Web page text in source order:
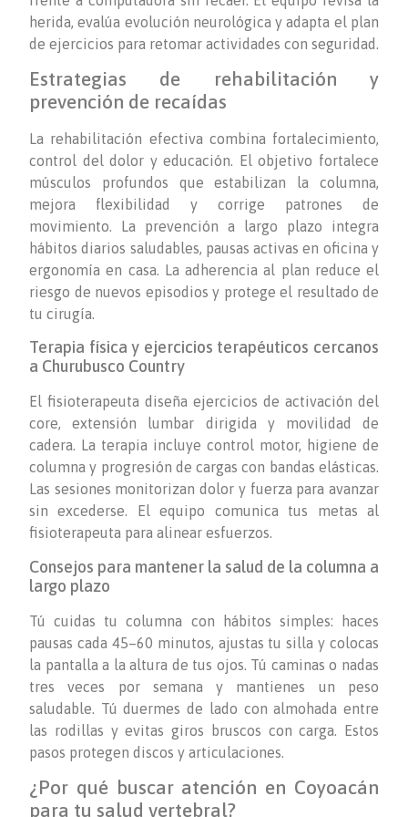
herida, evalúa evolución neurológica y adapta el plan
de ejercicios para retomar actividades con seguridad.
Estrategias de rehabilitación y
prevención de recaídas
La rehabilitación efectiva combina fortalecimiento,
control del dolor y educación. El objetivo fortalece
músculos profundos que estabilizan la columna,
mejora flexibilidad y corrige patrones de
movimiento. La prevención a largo plazo integra
hábitos diarios saludables, pausas activas en oficina y
ergonomía en casa. La adherencia al plan reduce el
riesgo de nuevos episodios y protege el resultado de
tu cirugía.
Terapia física y ejercicios terapéuticos cercanos
a Churubusco Country
El fisioterapeuta diseña ejercicios de activación del
core, extensión lumbar dirigida y movilidad de
cadera. La terapia incluye control motor, higiene de
columna y progresión de cargas con bandas elásticas.
Las sesiones monitorizan dolor y fuerza para avanzar
sin excederse. El equipo comunica tus metas al
fisioterapeuta para alinear esfuerzos.
Consejos para mantener la salud de la columna a
largo plazo
Tú cuidas tu columna con hábitos simples: haces
pausas cada 45–60 minutos, ajustas tu silla y colocas
la pantalla a la altura de tus ojos. Tú caminas o nadas
tres veces por semana y mantienes un peso
saludable. Tú duermes de lado con almohada entre
las rodillas y evitas giros bruscos con carga. Estos
pasos protegen discos y articulaciones.
¿Por qué buscar atención en Coyoacán
para tu salud vertebral?